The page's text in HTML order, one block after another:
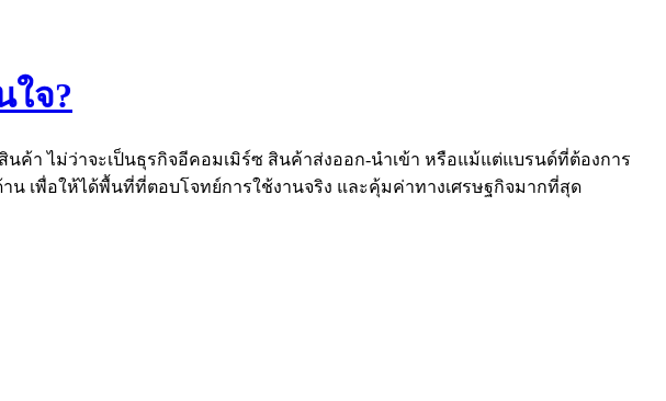
ใจ?
ค้า ไม่ว่าจะเป็นธุรกิจอีคอมเมิร์ซ สินค้าส่งออก-นำเข้า หรือแม้แต่แบรนด์ที่ต้องการ
เพื่อให้ได้พื้นที่ที่ตอบโจทย์การใช้งานจริง และคุ้มค่าทางเศรษฐกิจมากที่สุด